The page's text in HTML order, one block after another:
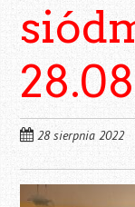
28 sierpnia 2022